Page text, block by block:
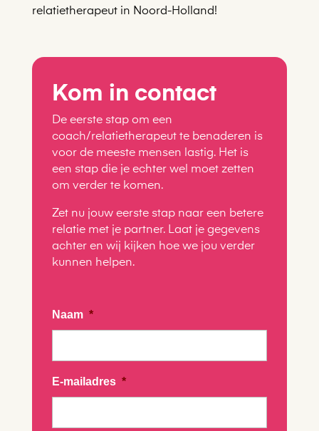
relatietherapeut in Noord-Holland!
Kom in contact
De eerste stap om een
coach/relatietherapeut te benaderen is
voor de meeste mensen lastig. Het is
een stap die je echter wel moet zetten
om verder te komen.
Zet nu jouw eerste stap naar een betere
relatie met je partner. Laat je gegevens
achter en wij kijken hoe we jou verder
kunnen helpen.
Naam *
E-mailadres *